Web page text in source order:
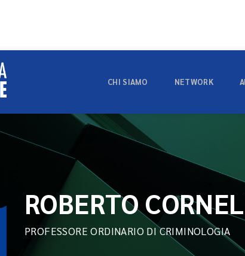
CHI SIAMO NETWORK
ROBERTO
PROFESSORE ORDINARIO DI CRIMINOLOGIA